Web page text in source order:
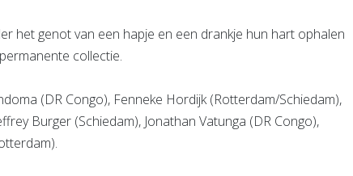
het genot van een hapje en een drankje hun hart ophalen
collectie.
(DR Congo), Fenneke Hordijk (Rotterdam/Schiedam),
Burger (Schiedam), Jonathan Vatunga (DR Congo),